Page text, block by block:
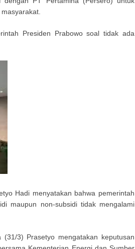
Presiden Prabowo soal tidak ada
Hadi menyatakan bahwa pemerintah
maupun non-subsidi tidak mengalami
3) Prasetyo mengatakan keputusan